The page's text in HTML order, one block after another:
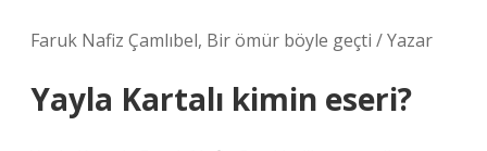
Faruk Nafiz Çamlıbel, Bir ömür böyle geçti / Yazar
Yayla Kartalı kimin eseri?